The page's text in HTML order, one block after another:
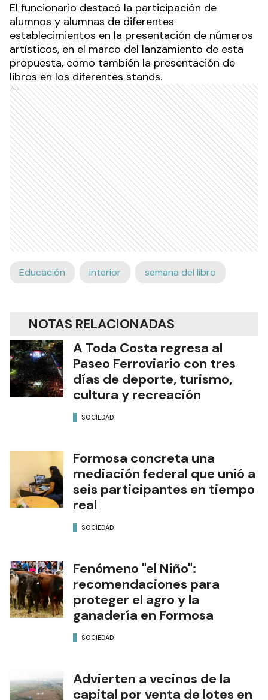
El funcionario destacó la participación de
alumnos y alumnas de diferentes
establecimientos en la presentación de números
artísticos, en el marco del lanzamiento de esta
propuesta, como también la presentación de
libros en los diferentes stands.
Ads
Educación interior semana del libro
NOTAS RELACIONADAS
A Toda Costa regresa al
Paseo Ferroviario con tres
días de deporte, turismo,
cultura y recreación
SOCIEDAD
Formosa concreta una
mediación federal que unió a
seis participantes en tiempo
real
SOCIEDAD
Fenómeno "el Niño":
recomendaciones para
proteger el agro y la
ganadería en Formosa
SOCIEDAD
Advierten a vecinos de la
capital por venta de lotes en